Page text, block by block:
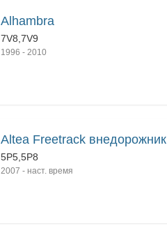
Alhambra
7V8,7V9
1996 - 2010
Altea Freetrack внедорожник
5P5,5P8
2007 - наст. время